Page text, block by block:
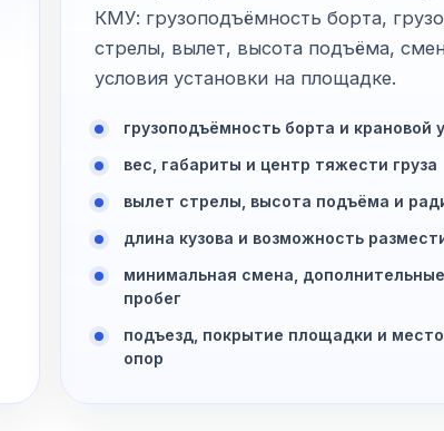
КМУ: грузоподъёмность борта,
стрелы, вылет, высота подъёма,
условия установки на площадке.
грузоподъёмность борта и крановой
вес, габариты и центр тяжести груза
вылет стрелы, высота подъёма и
длина кузова и возможность
минимальная смена,
пробег
подъезд, покрытие площадки и
опор